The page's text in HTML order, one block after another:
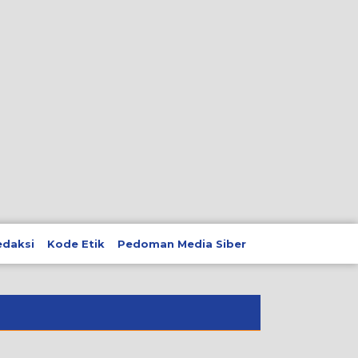
Kode Etik Pedoman Media Siber